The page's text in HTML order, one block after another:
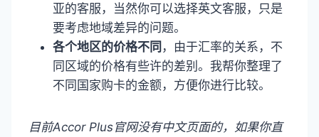
亚的客服，当然你可以选择英文客服，只是
要考虑地域差异的问题。
各个地区的价格不同 ，由于汇率的关系，不
同区域的价格有些许的差别。我帮你整理了
不同国家购卡的金额，方便你进行比较。
目前Accor Plus官网没有中文页面的，如果你直